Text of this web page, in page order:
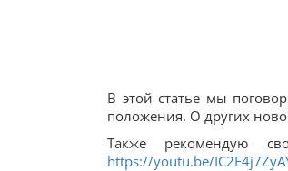
В этой статье мы
положения. О других
Также рекомендую
https://youtu.be/